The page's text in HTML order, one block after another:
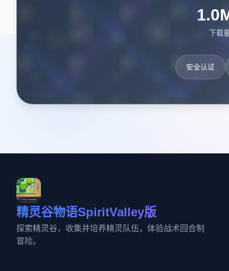
下载
安全认证
精灵谷物语SpiritValley版
探索精灵谷，收集并培养精灵队伍，体验战术回合制
冒险。